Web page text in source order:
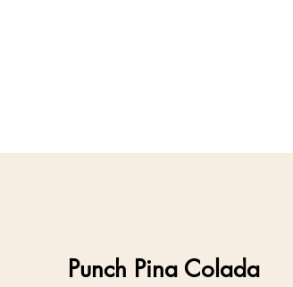
Punch Pina Colada